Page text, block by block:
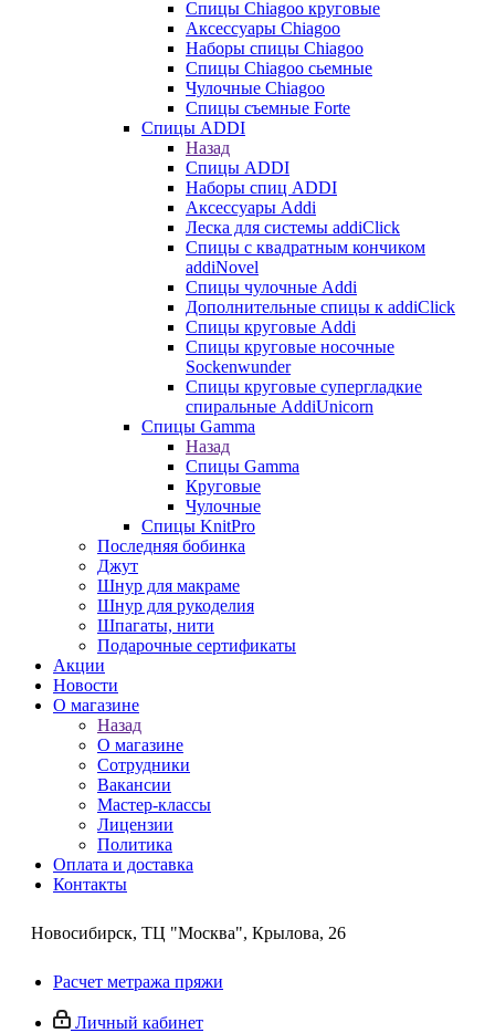
Cпицы Сhiagoo круговые
Аксессуары Chiagoo
Наборы спицы Chiagoo
Спицы Chiagoo сьемные
Чулочные Chiagoo
Спицы съемные Forte
Спицы ADDI
Назад
Спицы ADDI
Наборы спиц ADDI
Аксессуары Addi
Леска для системы addiClick
Спицы с квадратным кончиком
addiNovel
Спицы чулочные Addi
Дополнительные спицы к addiClick
Спицы круговые Addi
Спицы круговые носочные
Sockenwunder
Спицы круговые супергладкие
спиральные AddiUnicorn
Спицы Gamma
Назад
Спицы Gamma
Круговые
Чулочные
Спицы KnitPro
Последняя бобинка
Джут
Шнур для макраме
Шнур для рукоделия
Шпагаты, нити
Подарочные сертификаты
Акции
Новости
О магазине
Назад
О магазине
Сотрудники
Вакансии
Мастер-классы
Лицензии
Политика
Оплата и доставка
Контакты
Новосибирск, ТЦ "Москва", Крылова, 26
Расчет метража пряжи
Личный кабинет